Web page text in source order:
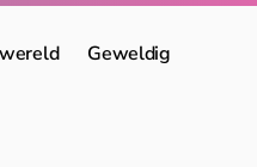
Geweldig